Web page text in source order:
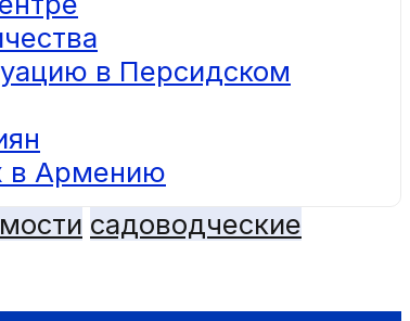
в Персидском
в Армению
садоводческие